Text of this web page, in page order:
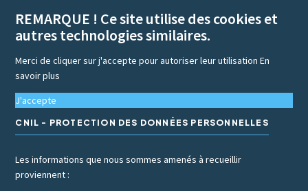
REMARQUE ! Ce site utilise des cookies et
autres technologies similaires.
Merci de cliquer sur j'accepte pour autoriser leur utilisationEn
savoir plus
J'accepte
CNIL - PROTECTION DES DONNÉES PERSONNELLES
Les informations que nous sommes amenés à recueillir
proviennent :